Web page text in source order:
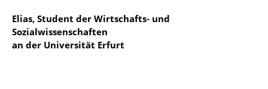
Elias, Student der Wirtschafts- und
Sozialwissenschaften
an der Universität Erfurt